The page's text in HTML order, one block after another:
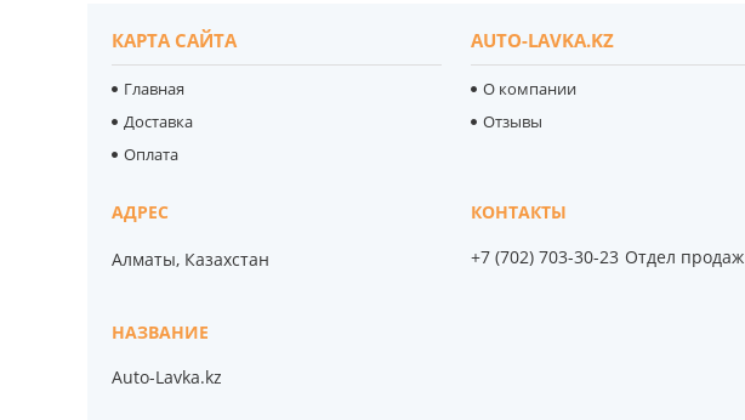
КАРТА САЙТА
Главная
Доставка
Оплата
AUTO-LAVKA.KZ
О компании
Отзывы
Алматы, Казахстан
Auto-Lavka.kz
+7 (702) 703-30-23 Отдел продаж